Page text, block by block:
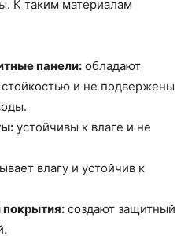
К таким материалам
панели: обладают
и не подвержены
устойчивы к влаге и не
влагу и устойчив к
создают защитный